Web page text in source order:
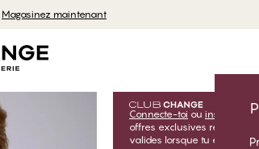
Magasinez maintenant
Connecte-toi ou inscris-toi
offres exclusives réservées
valides lorsque tu es